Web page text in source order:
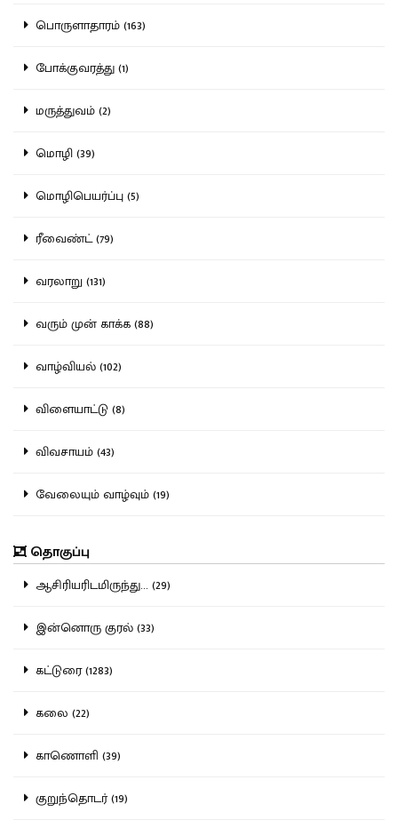
பொருளாதாரம் (163)
போக்குவரத்து (1)
மருத்துவம் (2)
மொழி (39)
மொழிபெயர்ப்பு (5)
ரீவைண்ட் (79)
வரலாறு (131)
வரும் முன் காக்க (88)
வாழ்வியல் (102)
விளையாட்டு (8)
விவசாயம் (43)
வேலையும் வாழ்வும் (19)
தொகுப்பு
ஆசிரியரிடமிருந்து... (29)
இன்னொரு குரல் (33)
கட்டுரை (1283)
கலை (22)
காணொளி (39)
குறுந்தொடர் (19)